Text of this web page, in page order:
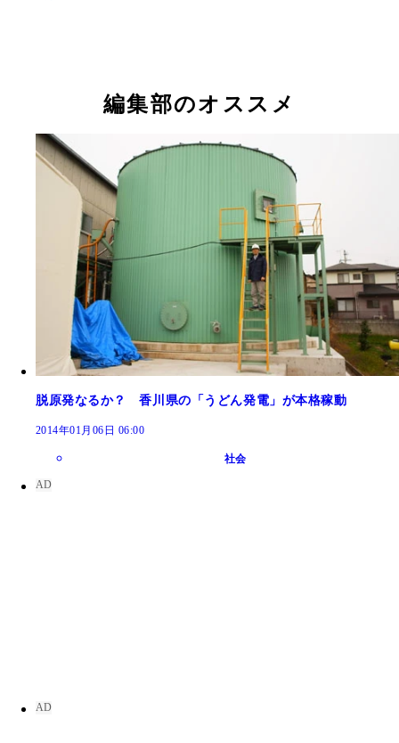
編集部のオススメ
脱原発なるか？ 香川県の「うどん発電」が本格稼動
2014年01月06日 06:00
社会